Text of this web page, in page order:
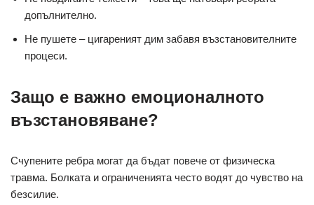
допълнително.
Не пушете – цигареният дим забавя възстановителните
процеси.
Защо е важно емоционалното
възстановяване?
Счупените ребра могат да бъдат повече от физическа
травма. Болката и ограниченията често водят до чувство на
безсилие.